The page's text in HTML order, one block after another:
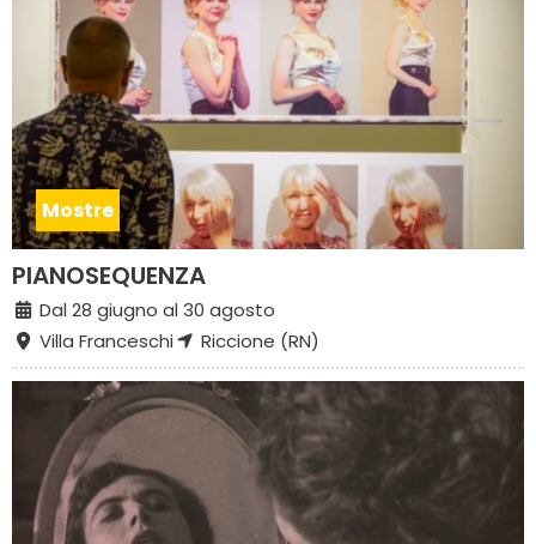
Mostre
PIANOSEQUENZA
Dal 28 giugno al 30 agosto
Villa Franceschi
Riccione (RN)